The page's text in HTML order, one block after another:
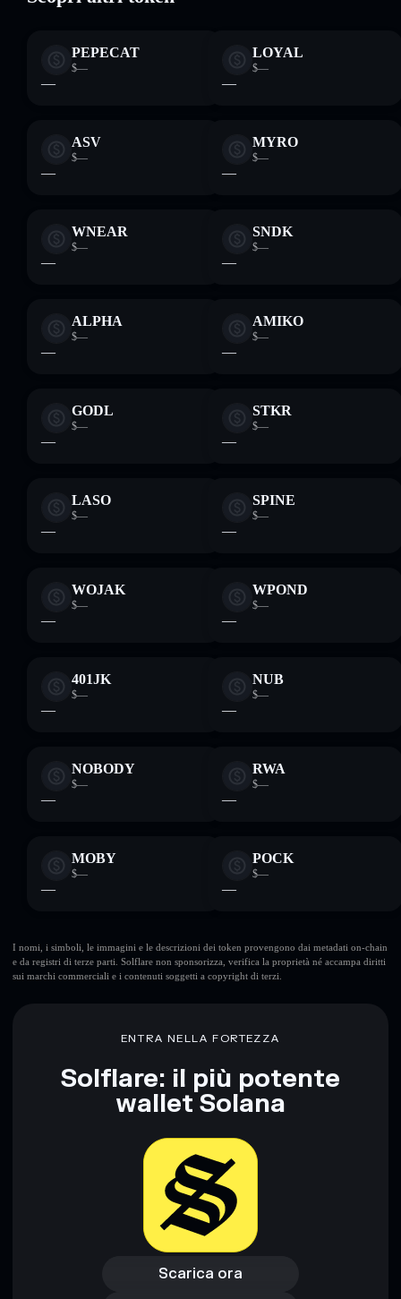
PEPECAT
$—
—
LOYAL
$—
—
ASV
$—
—
MYRO
$—
—
WNEAR
$—
—
SNDK
$—
—
ALPHA
$—
—
AMIKO
$—
—
GODL
$—
—
STKR
$—
—
LASO
$—
—
SPINE
$—
—
WOJAK
$—
—
WPOND
$—
—
401JK
$—
—
NUB
$—
—
NOBODY
$—
—
RWA
$—
—
MOBY
$—
—
POCK
$—
—
I nomi, i simboli, le immagini e le descrizioni dei token provengono dai metadati on-chain
e da registri di terze parti. Solflare non sponsorizza, verifica la proprietà né accampa diritti
sui marchi commerciali e i contenuti soggetti a copyright di terzi.
ENTRA NELLA FORTEZZA
Solflare: il più potente
wallet Solana
Scarica ora
Scarica ora
Accedi al wallet